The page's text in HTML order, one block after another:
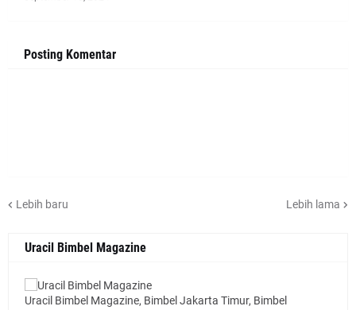
Posting Komentar
Lebih baru Lebih lama
Uracil Bimbel Magazine
Uracil Bimbel Magazine, Bimbel Jakarta Timur, Bimbel